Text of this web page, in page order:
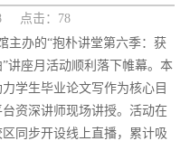
点击： 78
主办的“抱朴讲堂第六季：获
座月活动顺利落下帷幕。本
学生毕业论文写作为核心目
资深讲师现场讲授。活动在
同步开设线上直播，累计吸